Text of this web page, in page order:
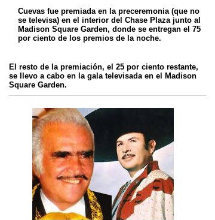
Cuevas fue premiada en la preceremonia (que no
se televisa) en el interior del Chase Plaza junto al
Madison Square Garden, donde se entregan el 75
por ciento de los premios de la noche.
El resto de la premiación, el 25 por ciento restante,
se llevo a cabo en la gala televisada en el Madison
Square Garden.